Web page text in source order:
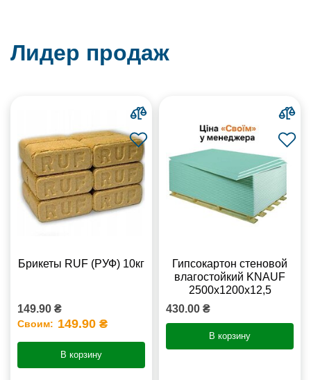
Лидер продаж
Брикеты RUF (РУФ) 10кг
149.90 ₴
Своим: 149.90 ₴
В корзину
Гипсокартон стеновой
влагостойкий KNAUF
2500х1200х12,5
430.00 ₴
В корзину